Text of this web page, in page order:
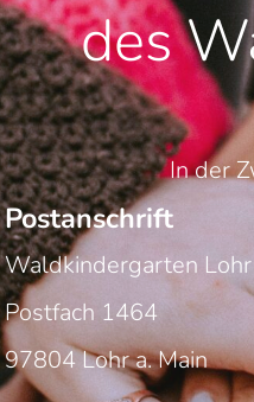
des
In der
Postanschrift
Waldkindergarten Lohr
Postfach 1464
97804 Lohr a. Main